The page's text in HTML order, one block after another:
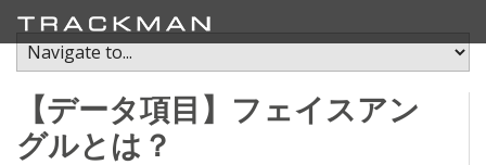
【データ項目】フェイスアン
グルとは？